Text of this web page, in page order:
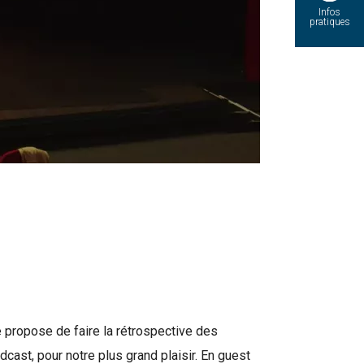
Infos
pratiques
propose de faire la rétrospective des
pour notre plus grand plaisir. En guest